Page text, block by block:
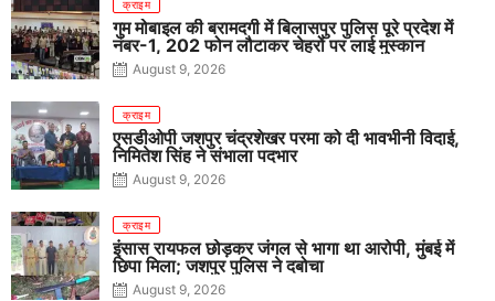
क्राइम
गुम मोबाइल की बरामदगी में बिलासपुर पुलिस पूरे प्रदेश में
नंबर-1, 202 फोन लौटाकर चेहरों पर लाई मुस्कान
August 9, 2026
क्राइम
एसडीओपी जशपुर चंद्रशेखर परमा को दी भावभीनी विदाई,
निमितेश सिंह ने संभाला पदभार
August 9, 2026
क्राइम
इंसास रायफल छोड़कर जंगल से भागा था आरोपी, मुंबई में
छिपा मिला; जशपुर पुलिस ने दबोचा
August 9, 2026